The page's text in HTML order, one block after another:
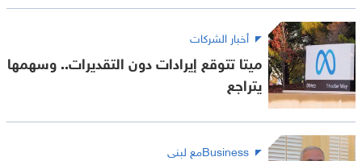
أخبار الشركات
ميتا تتوقع إيرادات دون التقديرات.. وسهمها
يتراجع
Businessمع لبنى